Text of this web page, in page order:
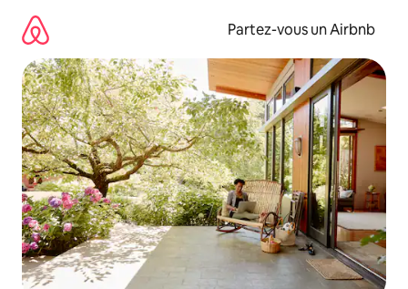
directement
contenu
Partez-vous un Airbnb